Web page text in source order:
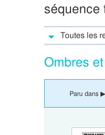
séquence
Toutes les
Ombres
Paru dans ▶